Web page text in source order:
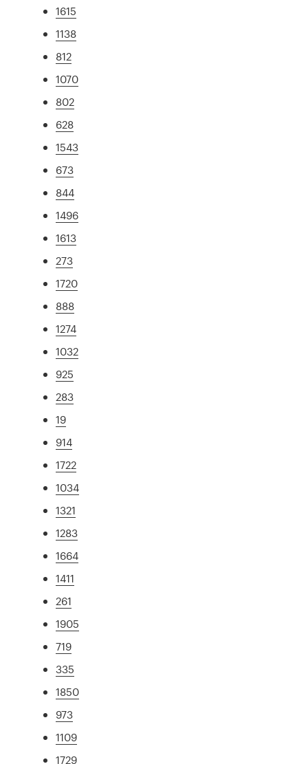
1615
1138
812
1070
802
628
1543
673
844
1496
1613
273
1720
888
1274
1032
925
283
19
914
1722
1034
1321
1283
1664
1411
261
1905
719
335
1850
973
1109
1729